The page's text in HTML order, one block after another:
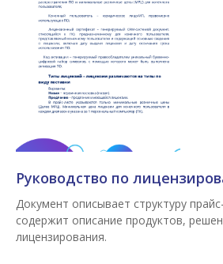
Руководство по
Документ описывает структуру
содержит описание продуктов,
лицензирования.